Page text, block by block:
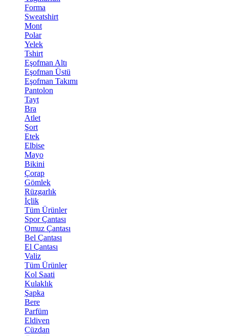
Forma
Sweatshirt
Mont
Polar
Yelek
Tshirt
Eşofman Altı
Eşofman Üstü
Eşofman Takımı
Pantolon
Tayt
Bra
Atlet
Şort
Etek
Elbise
Mayo
Bikini
Çorap
Gömlek
Rüzgarlık
İçlik
Tüm Ürünler
Spor Çantası
Omuz Çantası
Bel Çantası
El Çantası
Valiz
Tüm Ürünler
Kol Saati
Kulaklık
Şapka
Bere
Parfüm
Eldiven
Cüzdan